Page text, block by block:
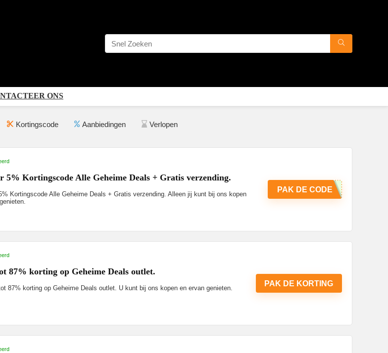
ONS
Kortingscode Aanbiedingen Verlopen
5% Kortingscode Alle Geheime Deals + Gratis verzending.
Kortingscode Alle Geheime Deals + Gratis verzending. Alleen jij kunt bij ons kopen
PAK DE CODE
87% korting op Geheime Deals outlet.
87% korting op Geheime Deals outlet. U kunt bij ons kopen en ervan genieten.
PAK DE KORTING